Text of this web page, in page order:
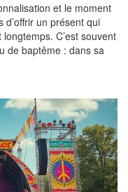
et le moment
un présent qui
C’est souvent
de baptême : dans sa